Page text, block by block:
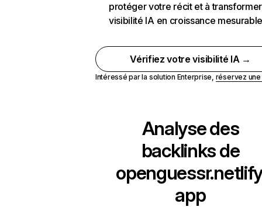
protéger votre récit et à
visibilité IA en croissance
Vérifiez votre visibilité IA →
Intéressé par la solution Enterprise, réservez
Analyse des
backlinks de
app